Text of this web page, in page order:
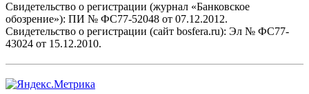
Свидетельство о регистрации (журнал «Банковское
обозрение»): ПИ № ФС77-52048 от 07.12.2012.
Свидетельство о регистрации (сайт bosfera.ru): Эл № ФС77-
43024 от 15.12.2010.